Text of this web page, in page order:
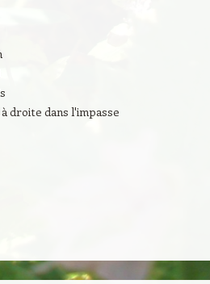
droite dans l'impasse